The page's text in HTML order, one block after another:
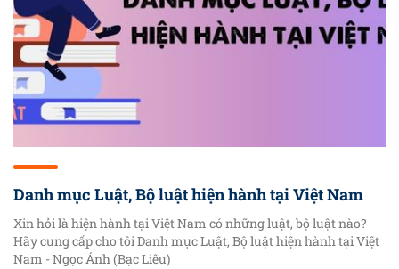
Danh mục Luật, Bộ luật hiện hành tại Việt Nam
Xin hỏi là hiện hành tại Việt Nam có những luật, bộ luật nào?
Hãy cung cấp cho tôi Danh mục Luật, Bộ luật hiện hành tại Việt
Nam - Ngọc Ánh (Bạc Liêu)